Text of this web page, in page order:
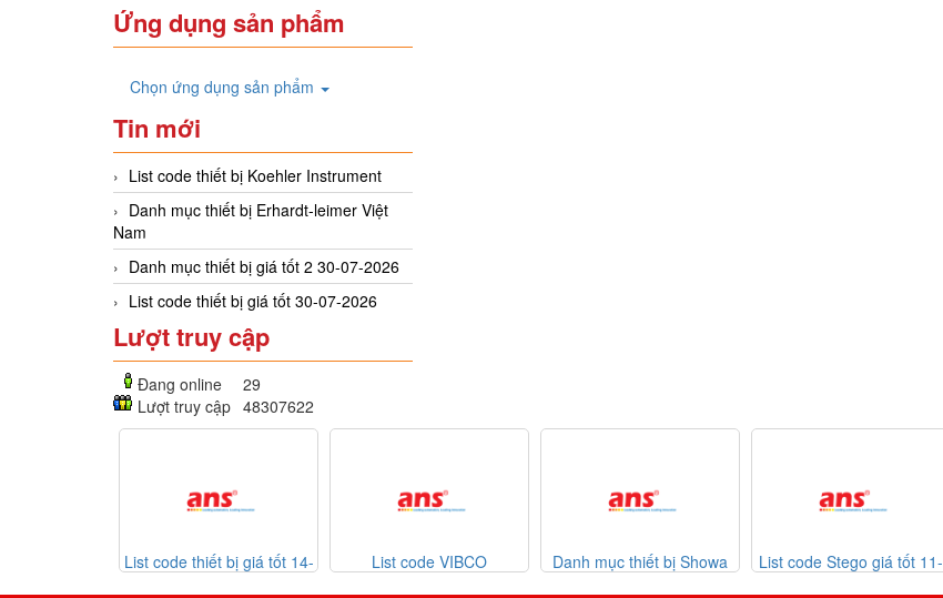
Ứng dụng sản phẩm
Chọn ứng dụng sản phẩm
Tin mới
List code thiết bị Koehler Instrument
Danh mục thiết bị Erhardt-leimer Việt
Nam
Danh mục thiết bị giá tốt 2 30-07-2026
List code thiết bị giá tốt 30-07-2026
Lượt truy cập
Đang online
29
Lượt truy cập 48307622
List code thiết bị giá tốt 14-
List code VIBCO
Danh mục thiết bị Showa
List code Stego giá tốt 11-